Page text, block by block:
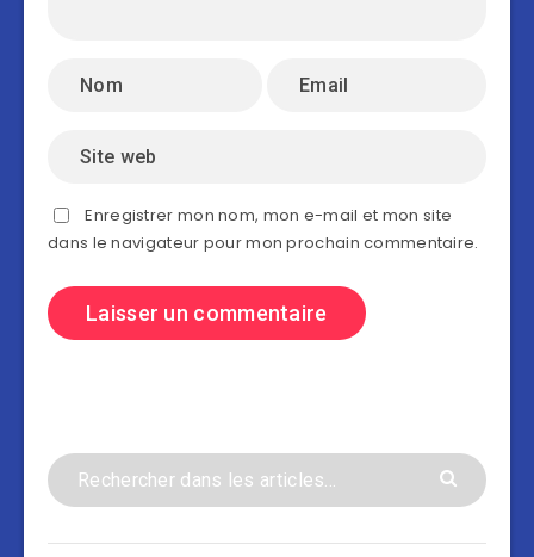
Enregistrer mon nom, mon e-mail et mon site
dans le navigateur pour mon prochain commentaire.